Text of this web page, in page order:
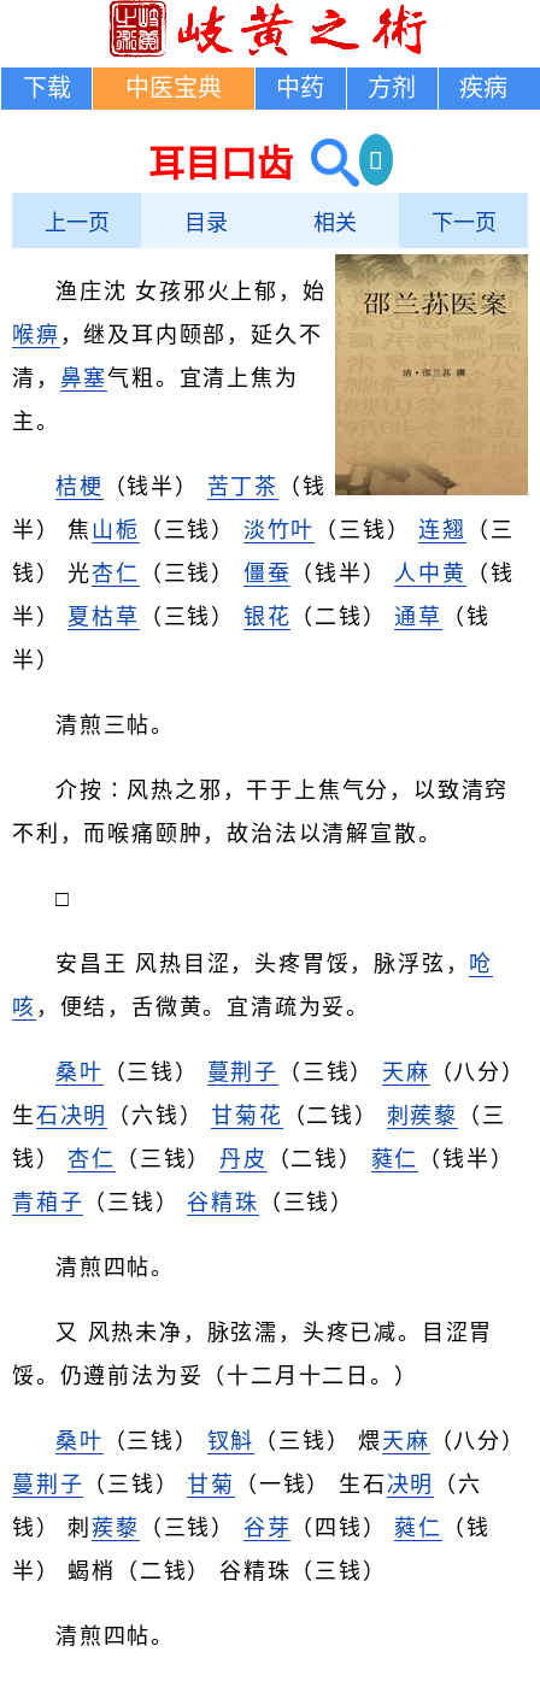
下载 中医宝典 中药 方剂 疾病
耳目口齿
上一页 目录 相关 下一页
渔庄沈 女孩邪火上郁，始
喉痹 ，继及耳内颐部，延久不
清， 鼻塞气粗。宜清上焦为
主。
桔梗 （钱半） 苦丁茶
（钱
半） 焦 山栀 （三钱） 淡竹叶 （三钱）连翘 （三
钱） 光杏仁 （三钱） 僵蚕 （钱半） 人中黄
（钱
半） 夏枯草 （三钱） 银花 （二钱）通草
（钱
半）
清煎三帖。
介按∶风热之邪，干于上焦气分，以致清窍
不利，而喉痛颐肿，故治法以清解宣散。
□
安昌王 风热目涩，头疼胃馁，脉浮弦， 呛
咳 ，便结，舌微黄。宜清疏为妥。
桑叶 （三钱） 蔓荆子 （三钱） 天麻 （八分）
生石决明 （六钱）甘菊花 （二钱） 刺蒺藜
（三
钱）杏仁 （三钱） 丹皮 （二钱） 蕤仁
（钱半）
青葙子 （三钱）谷精珠 （三钱）
清煎四帖。
又 风热未净，脉弦濡，头疼已减。目涩胃
馁。仍遵前法为妥（十二月十二日。）
桑叶 （三钱） 钗斛 （三钱） 煨天麻 （八分）
蔓荆子 （三钱）甘菊 （一钱） 生石 决明
（六
钱） 刺蒺藜 （三钱） 谷芽 （四钱）蕤仁
（钱
半） 蝎梢（二钱） 谷精珠（三钱）
清煎四帖。